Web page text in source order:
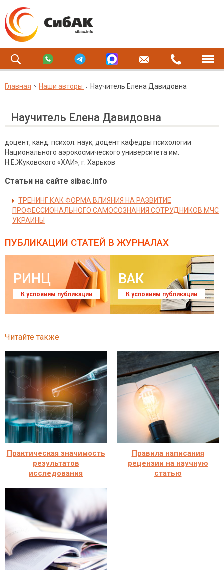
Главная Наши авторы Научитель Елена Давидовна
Научитель Елена Давидовна
доцент, канд. психол. наук, доцент кафедры психологии
Национального аэрокосмического университета им.
Н.Е.Жуковского «ХАИ», г. Харьков
Статьи на сайте sibac.info
ТРЕНИНГ КАК ФОРМА ВЛИЯНИЯ НА РАЗВИТИЕ
ПРОФЕССИОНАЛЬНОГО САМОСОЗНАНИЯ СОТРУДНИКОВ МЧС
УКРАИНЫ
ПУБЛИКАЦИИ СТАТЕЙ В ЖУРНАЛАХ
РИНЦ
К условиям публикации
ВАК
К условиям публикации
Читайте также
Практическая значимость
результатов
исследования
Правила написания
рецензии на научную
статью